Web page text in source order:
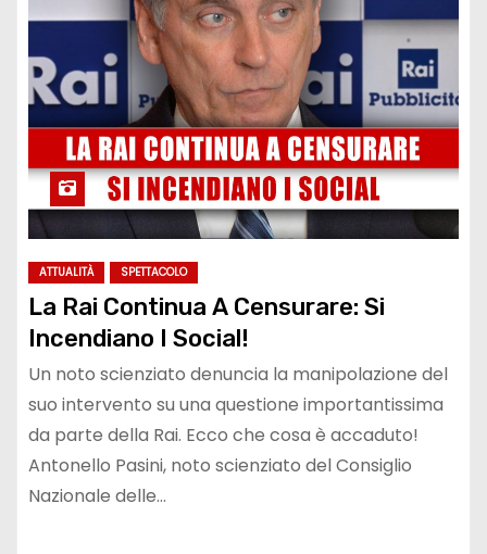
ATTUALITÀ SPETTACOLO
La Rai Continua A Censurare: Si
Incendiano I Social!
Un noto scienziato denuncia la manipolazione del
suo intervento su una questione importantissima
da parte della Rai. Ecco che cosa è accaduto!
Antonello Pasini, noto scienziato del Consiglio
Nazionale delle…